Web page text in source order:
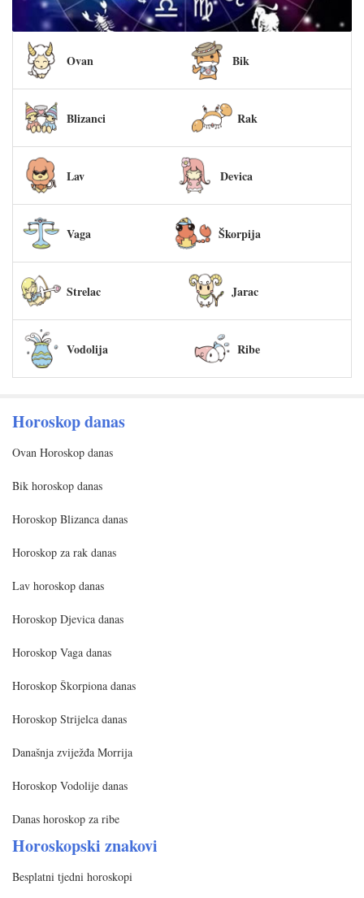
Ovan Bik
Blizanci Rak
Lav Devica
Vaga Škorpija
Strelac Jarac
Vodolija Ribe
Horoskop danas
Ovan Horoskop danas
Bik horoskop danas
Horoskop Blizanca danas
Horoskop za rak danas
Lav horoskop danas
Horoskop Djevica danas
Horoskop Vaga danas
Horoskop Škorpiona danas
Horoskop Strijelca danas
Današnja zviježđa Morrija
Horoskop Vodolije danas
Danas horoskop za ribe
Horoskopski znakovi
Besplatni tjedni horoskopi